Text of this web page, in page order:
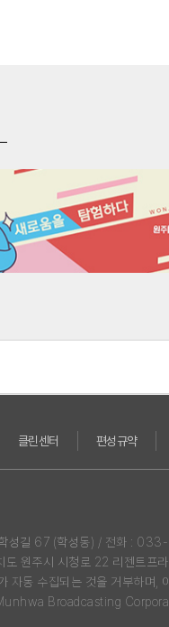
클린센터 편성규약
성길 67 (학성동) / 전화 :
도 원주시 시청로 22 리젠트프
자동 수집되는 것을 거부하며,
Broadcasting